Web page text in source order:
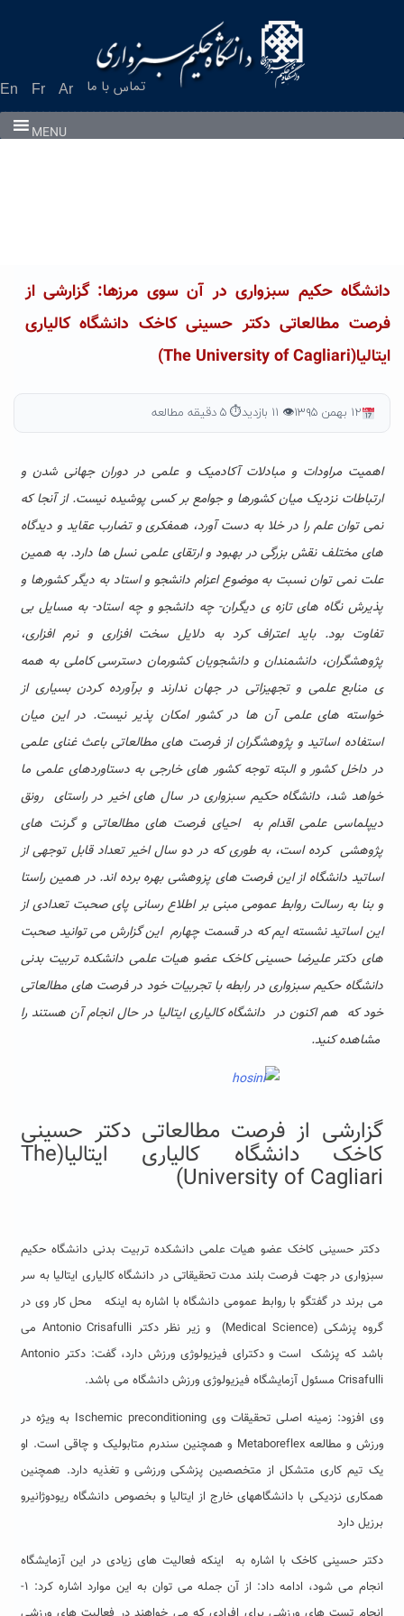
En Fr Ar تماس با ما
MENU
دانشگاه حکیم سبزواری در آن سوی مرزها: گزارشی از
فرصت مطالعاتی دکتر حسینی کاخک دانشگاه کالیاری
ایتالیا(The University of Cagliari)
۱۲ بهمن ۱۳۹۵ 👁 ۱۱ بازدید ⏱ ۵ دقیقه مطالعه
اهمیت مراودات و مبادلات آکادمیک و علمی در دوران جهانی شدن و
ارتباطات نزدیک میان کشورها و جوامع بر کسی پوشیده نیست. از آنجا که
نمی توان علم را در خلا به دست آورد، همفکری و تضارب عقاید و دیدگاه
های مختلف نقش بزرگی در بهبود و ارتقای علمی نسل ها دارد. به همین
علت نمی توان نسبت به موضوع اعزام دانشجو و استاد به دیگر کشورها و
پذیرش نگاه های تازه ی دیگران- چه دانشجو و چه استاد- به مسایل بی
تفاوت بود. باید اعتراف کرد به دلایل سخت افزاری و نرم افزاری،
پژوهشگران، دانشمندان و دانشجویان کشورمان دسترسی کاملی به همه
ی منابع علمی و تجهیزاتی در جهان ندارند و برآورده کردن بسیاری از
خواسته های علمی آن ها در کشور امکان پذیر نیست. در این میان
استفاده اساتید و پژوهشگران از فرصت های مطالعاتی باعث غنای علمی
در داخل کشور و البته توجه کشور های خارجی به دستاوردهای علمی ما
خواهد شد، دانشگاه حکیم سبزواری در سال های اخیر در راستای رونق
دیپلماسی علمی اقدام به احیای فرصت های مطالعاتی و گرنت های
پژوهشی کرده است، به طوری که در دو سال اخیر تعداد قابل توجهی از
اساتید دانشگاه از این فرصت های پزوهشی بهره برده اند. در همین راستا
و بنا به رسالت روابط عمومی مبنی بر اطلاع رسانی پای صحبت تعدادی از
این اساتید نشسته ایم که در قسمت چهارم این گزارش می توانید صحبت
های دکتر علیرضا حسینی کاخک عضو هیات علمی دانشکده تربیت بدنی
دانشگاه حکیم سبزواری در رابطه با تجربیات خود در فرصت های مطالعاتی
خود که هم اکنون در دانشگاه کالیاری ایتالیا در حال انجام آن هستند را
مشاهده کنید.
گزارشی از فرصت مطالعاتی دکتر حسینی
کاخک دانشگاه کالیاری ایتالیا(The
University of Cagliari)
دکتر حسینی کاخک عضو هیات علمی دانشکده تربیت بدنی دانشگاه حکیم
سبزواری در جهت فرصت بلند مدت تحقیقاتی در دانشگاه کالیاری ایتالیا به سر
می برند در گفتگو با روابط عمومی دانشگاه با اشاره به اینکه محل کار وی در
گروه پزشکی (Medical Science) و زیر نظر دکتر Antonio Crisafulli می
باشد که پزشک است و دکترای فیزیولوژی ورزش دارد، گفت: دکتر Antonio
Crisafulli مسئول آزمایشگاه فیزیولوژی ورزش دانشگاه می باشد.
وی افزود: زمینه اصلی تحقیقات وی Ischemic preconditioning به ویژه در
ورزش و مطالعه Metaboreflex و همچنین سندرم متابولیک و چاقی است. او
یک تیم کاری متشکل از متخصصین پزشکی ورزشی و تغذیه دارد. همچنین
همکاری نزدیکی با دانشگاههای خارج از ایتالیا و بخصوص دانشگاه ریودوژانیرو
برزیل دارد
دکتر حسینی کاخک با اشاره به اینکه فعالیت های زیادی در این آزمایشگاه
انجام می شود، ادامه داد: از آن جمله می توان به این موارد اشاره کرد: ۱-